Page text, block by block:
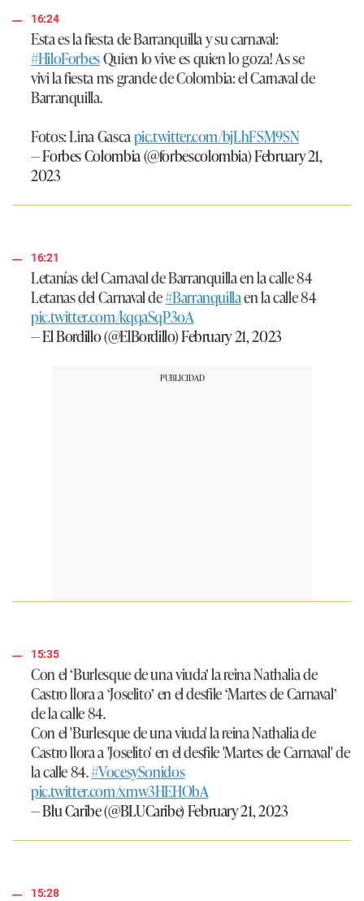
16:24
Esta es la fiesta de Barranquilla y su carnaval:
#HiloForbesQuien lo vive es quien lo goza! As se
vivi la fiesta ms grande de Colombia: el Carnaval de
Barranquilla.
Fotos: Lina Gascapic.twitter.com/bjLhFSM9SN
— Forbes Colombia (@forbescolombia)February 21,
2023
16:21
Letanías del Carnaval de Barranquilla en la calle 84
Letanas del Carnaval de#Barranquillaen la calle 84
pic.twitter.com/kqqaSqP3oA
— El Bordillo (@ElBordillo)February 21, 2023
15:35
Con el ‘Burlesque de una viuda’ la reina Nathalia de
Castro llora a ‘Joselito’ en el desfile ‘Martes de Carnaval’
de la calle 84.
Con el 'Burlesque de una viuda' la reina Nathalia de
Castro llora a 'Joselito' en el desfile 'Martes de Carnaval' de
la calle 84.#VocesySonidos
pic.twitter.com/xmw3HEHObA
— Blu Caribe (@BLUCaribe)February 21, 2023
15:28